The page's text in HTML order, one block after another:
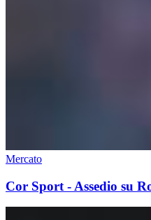
Mercato
Cor Sport - Assedio su